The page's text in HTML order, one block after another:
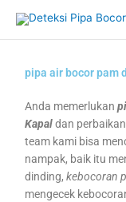
content
pipa air bocor pam
Anda memerlukan
Kapaldan
team kami bisa
nampak, baik itu
dinding,kebocoran
mengecek